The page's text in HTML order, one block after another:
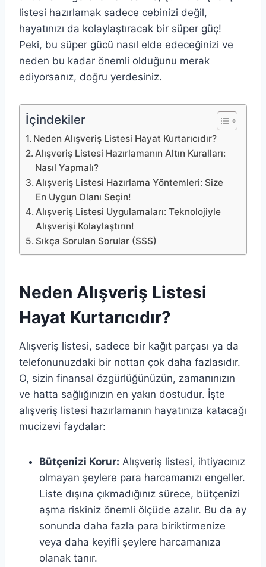
listesi hazırlamak sadece cebinizi değil,
hayatınızı da kolaylaştıracak bir süper güç!
Peki, bu süper gücü nasıl elde edeceğinizi ve
neden bu kadar önemli olduğunu merak
ediyorsanız, doğru yerdesiniz.
İçindekiler
Neden Alışveriş Listesi Hayat Kurtarıcıdır?
Alışveriş Listesi Hazırlamanın Altın Kuralları:
Nasıl Yapmalı?
Alışveriş Listesi Hazırlama Yöntemleri: Size
En Uygun Olanı Seçin!
Alışveriş Listesi Uygulamaları: Teknolojiyle
Alışverişi Kolaylaştırın!
Sıkça Sorulan Sorular (SSS)
Neden Alışveriş Listesi
Hayat Kurtarıcıdır?
Alışveriş listesi, sadece bir kağıt parçası ya da
telefonunuzdaki bir nottan çok daha fazlasıdır.
O, sizin finansal özgürlüğünüzün, zamanınızın
ve hatta sağlığınızın en yakın dostudur. İşte
alışveriş listesi hazırlamanın hayatınıza katacağı
mucizevi faydalar:
Bütçenizi Korur: Alışveriş listesi, ihtiyacınız
olmayan şeylere para harcamanızı engeller.
Liste dışına çıkmadığınız sürece, bütçenizi
aşma riskiniz önemli ölçüde azalır. Bu da ay
sonunda daha fazla para biriktirmenize
veya daha keyifli şeylere harcamanıza
olanak tanır.